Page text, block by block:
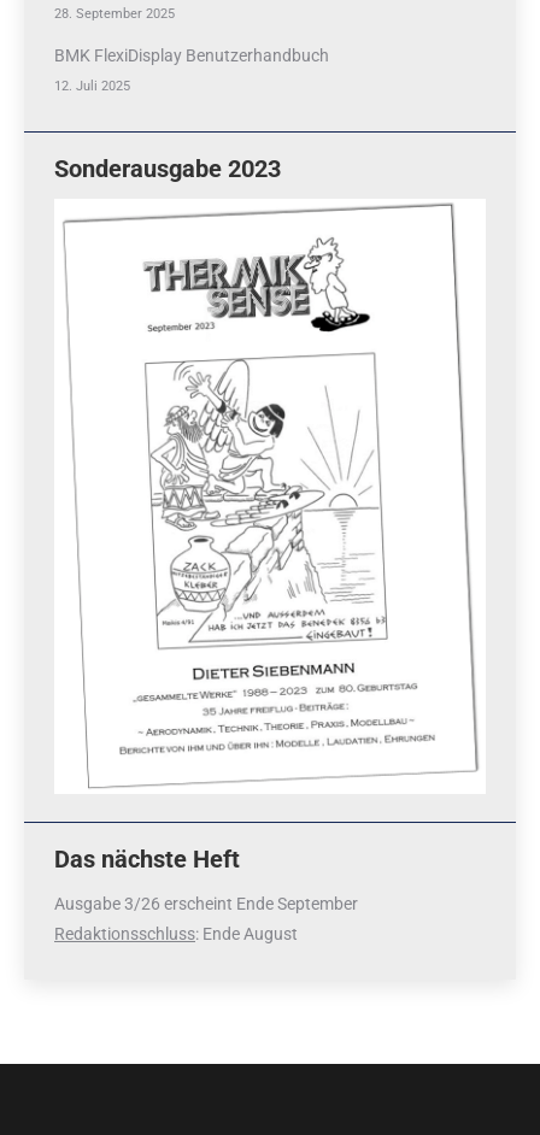
28. September 2025
BMK FlexiDisplay Benutzerhandbuch
12. Juli 2025
Sonderausgabe 2023
Das nächste Heft
Ausgabe 3/26 erscheint Ende September
Redaktionsschluss: Ende August